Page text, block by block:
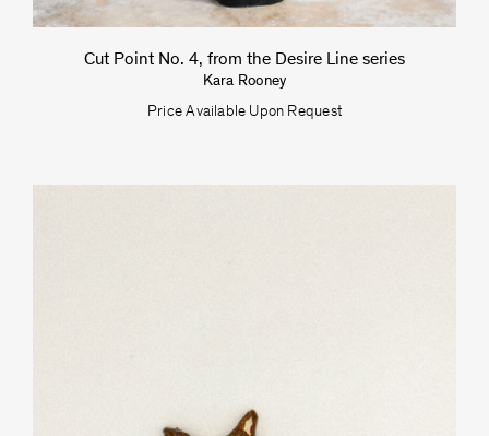
Cut Point No. 4, from the Desire Line series
Kara Rooney
Price Available Upon Request